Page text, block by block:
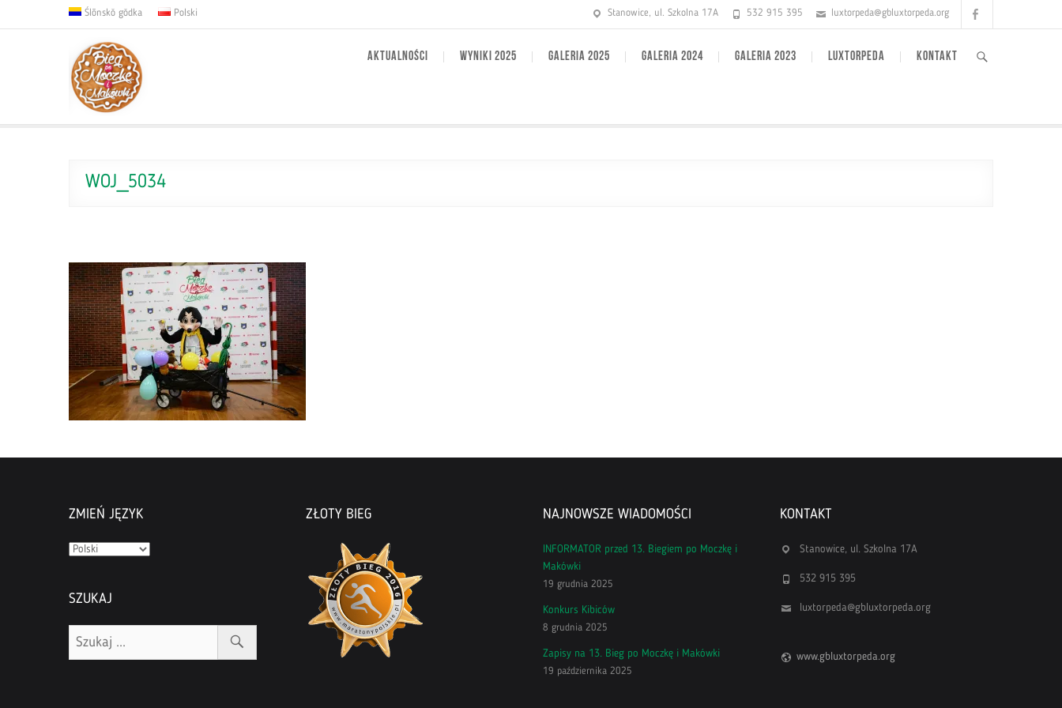
Ślōnskŏ gŏdka Polski Stanowice, ul. Szkolna 17A 532 915 395 luxtorpeda@gbluxtorpeda.org
AKTUALNOŚCI WYNIKI 2025 GALERIA 2025 GALERIA 2024 GALERIA 2023 LUXTORPEDA KONTAKT
WOJ_5034
ZMIEŃ JĘZYK
Zmień
SZUKAJ
ZŁOTY BIEG NAJNOWSZE WIADOMOŚCI
INFORMATOR przed 13. Biegiem po Moczkę i
Makówki
19 grudnia 2025
Konkurs Kibiców
8 grudnia 2025
Zapisy na 13. Bieg po Moczkę i Makówki
19 października 2025
KONTAKT
Stanowice, ul. Szkolna 17A
532 915 395
luxtorpeda@gbluxtorpeda.org
www.gbluxtorpeda.org